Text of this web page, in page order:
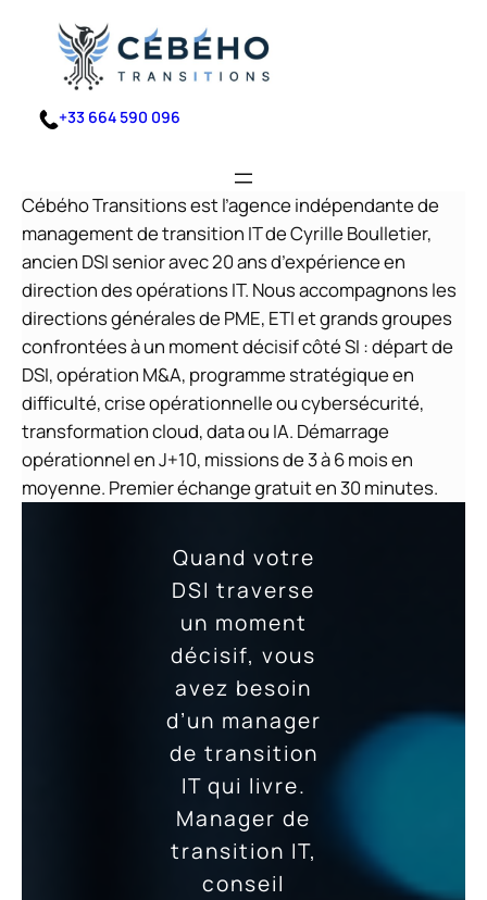
contenu
+33 664 590 096
Cébého Transitions est l’agence indépendante de
management de transition IT de Cyrille Boulletier,
ancien DSI senior avec 20 ans d’expérience en
direction des opérations IT. Nous accompagnons les
directions générales de PME, ETI et grands groupes
confrontées à un moment décisif côté SI : départ de
DSI, opération M&A, programme stratégique en
difficulté, crise opérationnelle ou cybersécurité,
transformation cloud, data ou IA. Démarrage
opérationnel en J+10, missions de 3 à 6 mois en
moyenne. Premier échange gratuit en 30 minutes.
Quand votre
DSI traverse
un moment
décisif, vous
avez besoin
d’un manager
de transition
IT qui livre.
Manager de
transition IT,
conseil